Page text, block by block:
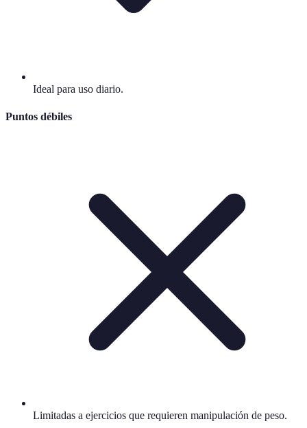
Ideal para uso diario.
Puntos débiles
Limitadas a ejercicios que requieren manipulación de peso.